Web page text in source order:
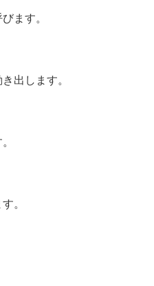
ます。
出します。
。